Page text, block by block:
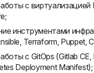
с виртуализацией
инструментами
Terraform, Puppet,
с GitOps (Gitlab CE,
Deployment Manifest);